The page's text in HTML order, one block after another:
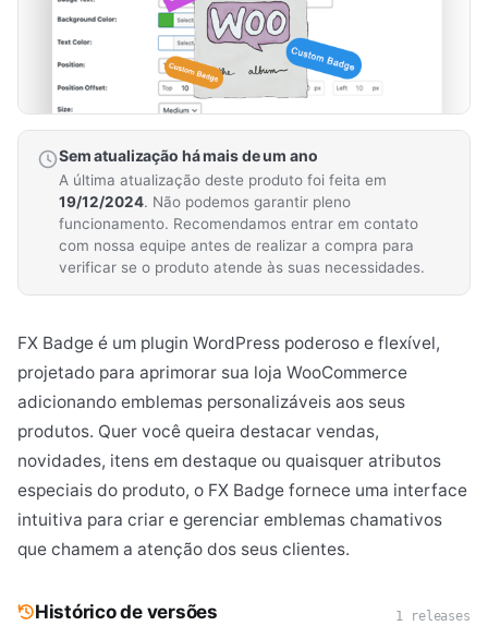
Sem atualização há mais de um ano
A última atualização deste produto foi feita em
19/12/2024. Não podemos garantir pleno
funcionamento. Recomendamos entrar em contato
com nossa equipe antes de realizar a compra para
verificar se o produto atende às suas necessidades.
FX Badge é um plugin WordPress poderoso e flexível,
projetado para aprimorar sua loja WooCommerce
adicionando emblemas personalizáveis ​​aos seus
produtos. Quer você queira destacar vendas,
novidades, itens em destaque ou quaisquer atributos
especiais do produto, o FX Badge fornece uma interface
intuitiva para criar e gerenciar emblemas chamativos
que chamem a atenção dos seus clientes.
Histórico de versões 1 releases